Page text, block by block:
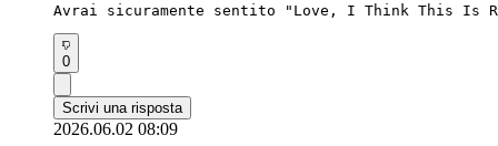
Avrai sicuramente sentito "Love, I Think This Is
0
Scrivi una risposta
2026.06.02 08:09